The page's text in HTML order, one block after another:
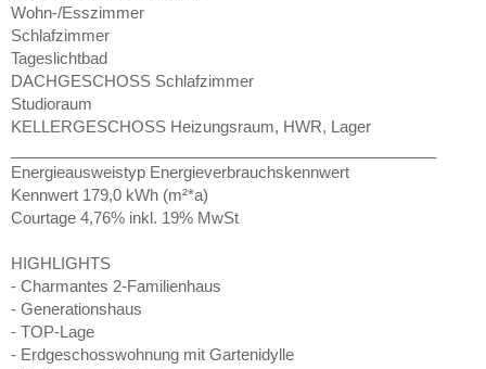
Wohn-/Esszimmer
Schlafzimmer
Tageslichtbad
DACHGESCHOSS Schlafzimmer
Studioraum
KELLERGESCHOSS Heizungsraum, HWR, Lager
Energieausweistyp Energieverbrauchskennwert
Kennwert 179,0 kWh (m²*a)
Courtage 4,76% inkl. 19% MwSt
HIGHLIGHTS
- Charmantes 2-Familienhaus
- Generationshaus
- TOP-Lage
- Erdgeschosswohnung mit Gartenidylle